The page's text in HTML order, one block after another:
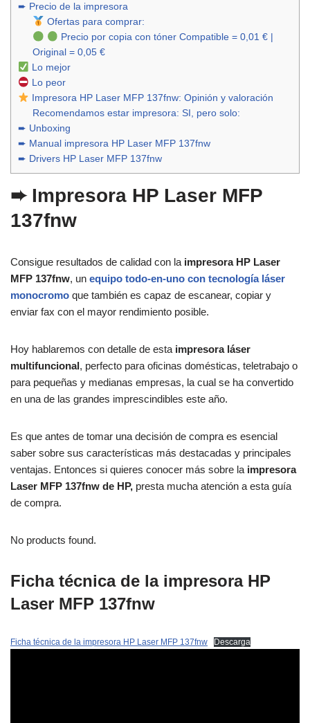
➨ Precio de la impresora
Ofertas para comprar:
Precio por copia con tóner Compatible = 0,01 € |
Original = 0,05 €
Lo mejor
Lo peor
Impresora HP Laser MFP 137fnw: Opinión y valoración
Recomendamos estar impresora: SI, pero solo:
➨ Unboxing
➨ Manual impresora HP Laser MFP 137fnw
➨ Drivers HP Laser MFP 137fnw
➨ Impresora HP Laser MFP
137fnw
Consigue resultados de calidad con la impresora HP Laser
MFP 137fnw, un equipo todo-en-uno con tecnología láser
monocromo que también es capaz de escanear, copiar y
enviar fax con el mayor rendimiento posible.
Hoy hablaremos con detalle de esta impresora láser
multifuncional, perfecto para oficinas domésticas, teletrabajo o
para pequeñas y medianas empresas, la cual se ha convertido
en una de las grandes imprescindibles este año.
Es que antes de tomar una decisión de compra es esencial
saber sobre sus características más destacadas y principales
ventajas. Entonces si quieres conocer más sobre la impresora
Laser MFP 137fnw de HP, presta mucha atención a esta guía
de compra.
No products found.
Ficha técnica de la impresora HP
Laser MFP 137fnw
Ficha técnica de la impresora HP Laser MFP 137fnw Descarga